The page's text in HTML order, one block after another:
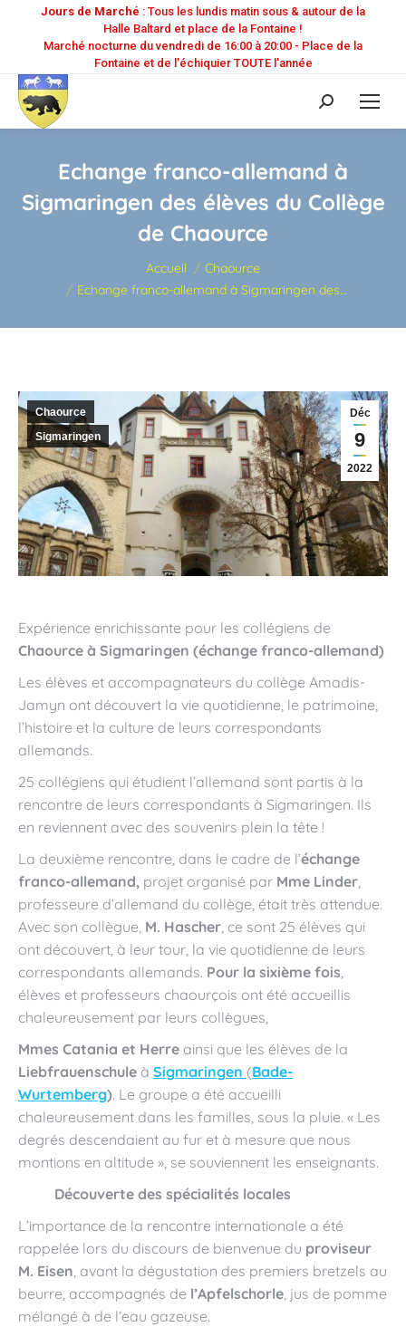
Jours de Marché : Tous les lundis matin sous & autour de la
Halle Baltard et place de la Fontaine !
Marché nocturne du vendredi de 16:00 à 20:00 - Place de la
Fontaine et de l'échiquier TOUTE l'année
Recherche
:
Echange franco-allemand à
Sigmaringen des élèves du Collège
de Chaource
Accueil
Chaource
Echange franco-allemand à Sigmaringen des…
Déc
9
2022
Chaource
Sigmaringen
Expérience enrichissante pour les collégiens de
Chaource à Sigmaringen (échange franco-allemand)
Les élèves et accompagnateurs du collège Amadis-
Jamyn ont découvert la vie quotidienne, le patrimoine,
l’histoire et la culture de leurs correspondants
allemands.
25 collégiens qui étudient l’allemand sont partis à la
rencontre de leurs correspondants à Sigmaringen. Ils
en reviennent avec des souvenirs plein la tête !
La deuxième rencontre, dans le cadre de l’échange
franco-allemand, projet organisé par Mme Linder,
professeure d’allemand du collège, était très attendue.
Avec son collègue, M. Hascher, ce sont 25 élèves qui
ont découvert, à leur tour, la vie quotidienne de leurs
correspondants allemands. Pour la sixième fois,
élèves et professeurs chaourçois ont été accueillis
chaleureusement par leurs collègues,
Mmes Catania et Herre ainsi que les élèves de la
Liebfrauenschule à Sigmaringen (Bade-
Wurtemberg). Le groupe a été accueilli
chaleureusement dans les familles, sous la pluie. « Les
degrés descendaient au fur et à mesure que nous
montions en altitude », se souviennent les enseignants.
Découverte des spécialités locales
L’importance de la rencontre internationale a été
rappelée lors du discours de bienvenue du proviseur
M. Eisen, avant la dégustation des premiers bretzels au
beurre, accompagnés de l’Apfelschorle, jus de pomme
mélangé à de l’eau gazeuse.